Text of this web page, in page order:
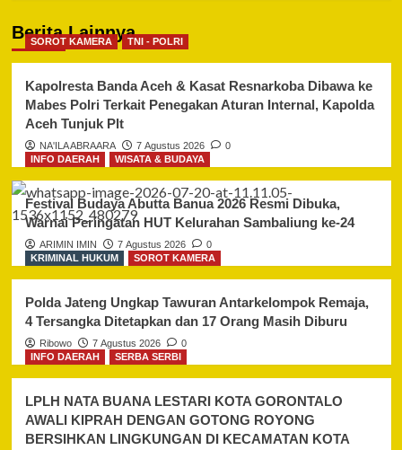
Berita Lainnya
SOROT KAMERA TNI - POLRI
Kapolresta Banda Aceh & Kasat Resnarkoba Dibawa ke
Mabes Polri Terkait Penegakan Aturan Internal, Kapolda
Aceh Tunjuk Plt
NA'ILA ABRAARA 7 Agustus 2026
0
INFO DAERAH
WISATA & BUDAYA
Festival Budaya Abutta Banua 2026 Resmi Dibuka,
Warnai Peringatan HUT Kelurahan Sambaliung ke-24
ARIMIN IMIN 7 Agustus 2026
0
KRIMINAL HUKUM
SOROT KAMERA
Polda Jateng Ungkap Tawuran Antarkelompok Remaja,
4 Tersangka Ditetapkan dan 17 Orang Masih Diburu
Ribowo 7 Agustus 2026
0
INFO DAERAH
SERBA SERBI
LPLH NATA BUANA LESTARI KOTA GORONTALO
AWALI KIPRAH DENGAN GOTONG ROYONG
BERSIHKAN LINGKUNGAN DI KECAMATAN KOTA